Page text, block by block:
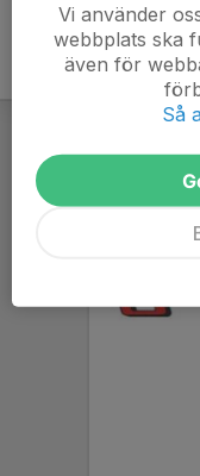
Vi använder
webbplats ska
även för
Så